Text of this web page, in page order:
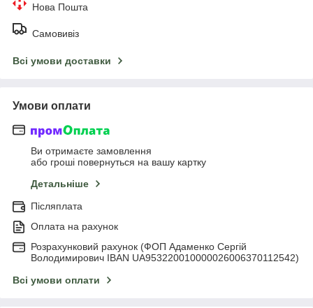
Нова Пошта
Самовивіз
Всі умови доставки
Умови оплати
Ви отримаєте замовлення
або гроші повернуться на вашу картку
Детальніше
Післяплата
Оплата на рахунок
Розрахунковий рахунок (ФОП Адаменко Сергій
Володимирович IBAN UA953220010000026006370112542)
Всі умови оплати